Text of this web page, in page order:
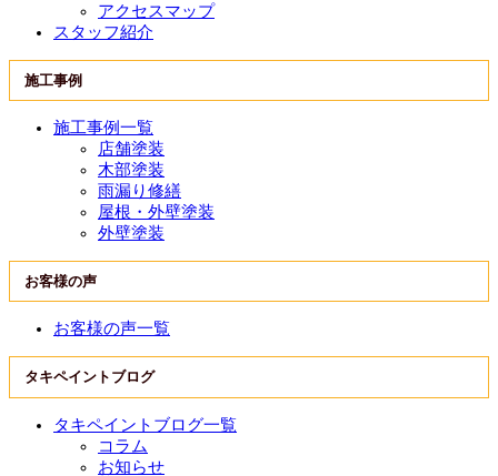
アクセスマップ
スタッフ紹介
施工事例
施工事例一覧
店舗塗装
木部塗装
雨漏り修繕
屋根・外壁塗装
外壁塗装
お客様の声
お客様の声一覧
タキペイントブログ
タキペイントブログ一覧
コラム
お知らせ